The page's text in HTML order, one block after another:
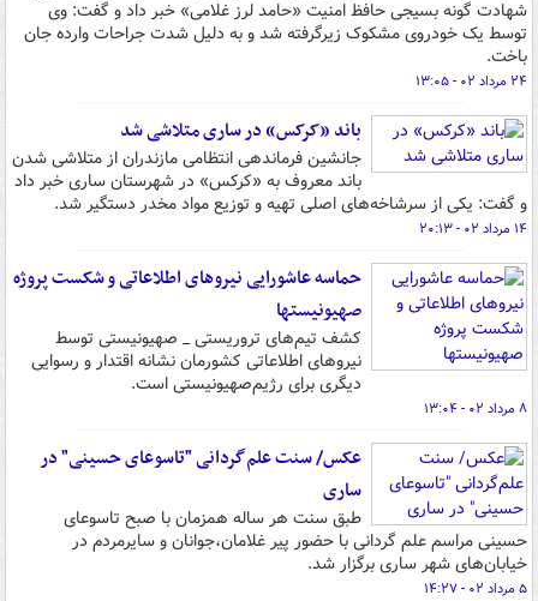
شهادت گونه بسیجی حافظ امنیت «حامد لرز غلامی» خبر داد و گفت: وی
توسط یک خودروی مشکوک زیرگرفته شد و به دلیل شدت جراحات وارده جان
باخت.
۲۴ مرداد ۰۲ - ۱۳:۰۵
باند «کرکس» در ساری متلاشی شد
جانشین فرماندهی انتظامی مازندران از متلاشی شدن
باند معروف به «کرکس» در شهرستان ساری خبر داد
و گفت: یکی از سرشاخه‌های اصلی تهیه و توزیع مواد مخدر دستگیر شد.
۱۴ مرداد ۰۲ - ۲۰:۱۳
حماسه عاشورایی نیروهای اطلاعاتی و شکست پروژه
صهیونیستها
کشف تیم‌های تروریستی _ صهیونیستی توسط
نیروهای اطلاعاتی کشورمان نشانه اقتدار و رسوایی
دیگری برای رژیم‌صهیونیستی است.
۸ مرداد ۰۲ - ۱۳:۰۴
عکس/ سنت علم‌گردانی "تاسوعای حسینی" در
ساری
طبق سنت هر ساله همزمان با صبح تاسوعای
حسینی مراسم علم گردانی با حضور پیر غلامان،جوانان و سایرمردم در
خیابان‌های شهر ساری برگزار شد.
۵ مرداد ۰۲ - ۱۴:۲۷